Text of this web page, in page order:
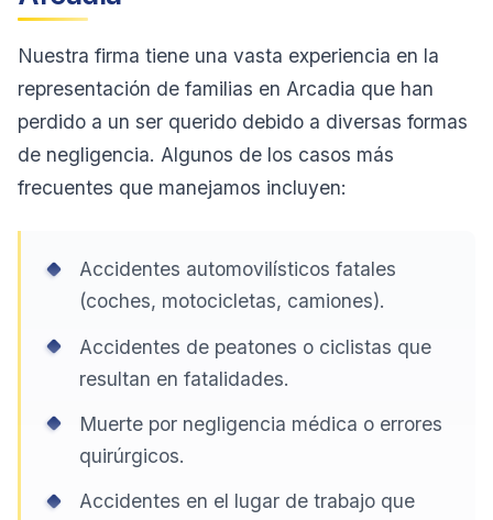
Nuestra firma tiene una vasta experiencia en la
representación de familias en Arcadia que han
perdido a un ser querido debido a diversas formas
de negligencia. Algunos de los casos más
frecuentes que manejamos incluyen:
Accidentes automovilísticos fatales
(coches, motocicletas, camiones).
Accidentes de peatones o ciclistas que
resultan en fatalidades.
Muerte por negligencia médica o errores
quirúrgicos.
Accidentes en el lugar de trabajo que